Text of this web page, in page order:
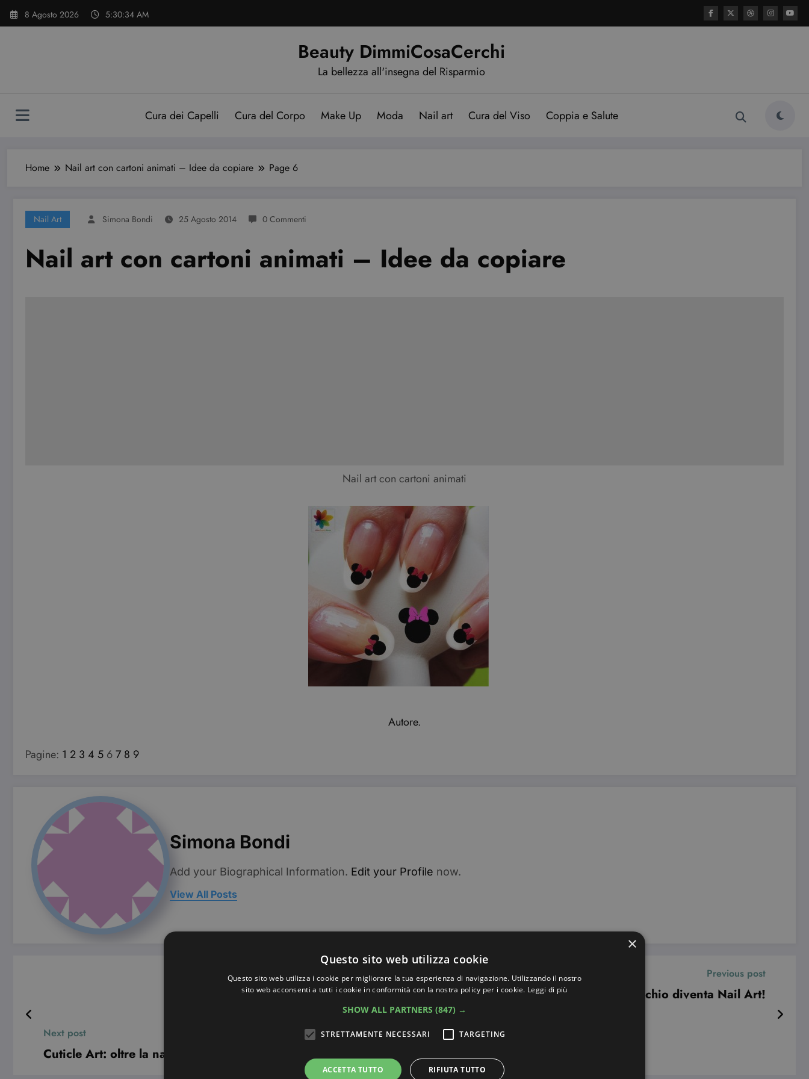
8 Agosto 2026 5:30:35 AM
Beauty DimmiCosaCerchi
La bellezza all'insegna del Risparmio
Cura dei Capelli Cura del Corpo Make Up Moda Nail art Cura del Viso Coppia e Salute
Home Nail art con cartoni animati – Idee da copiare Page 6
Nail Art Simona Bondi 25 Agosto 2014 0 Commenti
Nail art con cartoni animati – Idee da copiare
Nail art con cartoni animati
Autore.
Pagine: 1 2 3 4 5 67 8 9
Simona Bondi
Add your Biographical Information. Edit your Profile now.
View All Posts
Previous post
Nail Art Brand: quando il marchio diventa Nail Art!
Next post
Cuticle Art: oltre la nail art
×
Questo sito web utilizza cookie
Questo sito web utilizza i cookie per migliorare la tua esperienza di navigazione. Utilizzando il nostro
sito web acconsenti a tutti i cookie in conformità con la nostra policy per i cookie. Leggi di più
SHOW ALL PARTNERS (847) →
STRETTAMENTE NECESSARI TARGETING
ACCETTA TUTTO RIFIUTA TUTTO